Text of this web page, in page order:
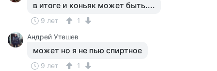
в итоге и коньяк может быть....
9 лет
1
Андрей Утешев
может но я не пью спиртное
9 лет
1